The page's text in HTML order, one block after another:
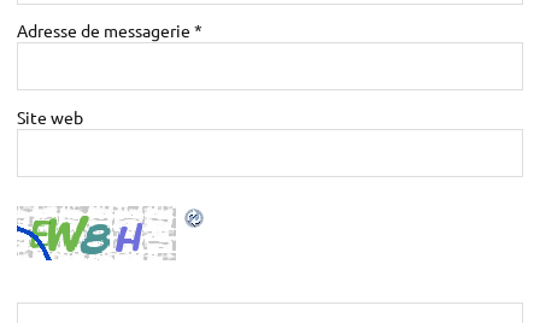
Adresse de messagerie*
Site web